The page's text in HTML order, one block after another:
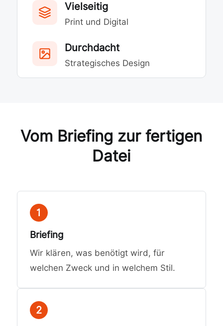
Vielseitig
Print und Digital
Durchdacht
Strategisches Design
Vom Briefing zur fertigen
Datei
1
Briefing
Wir klären, was benötigt wird, für
welchen Zweck und in welchem Stil.
2